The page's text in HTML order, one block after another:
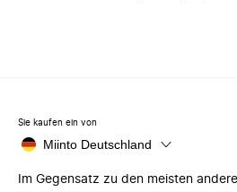
Sie kaufen ein von
Miinto Deutschland
Im Gegensatz zu den meisten